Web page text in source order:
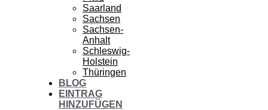
Saarland
Sachsen
Sachsen-
Anhalt
Schleswig-
Holstein
Thüringen
BLOG
EINTRAG
HINZUFÜGEN